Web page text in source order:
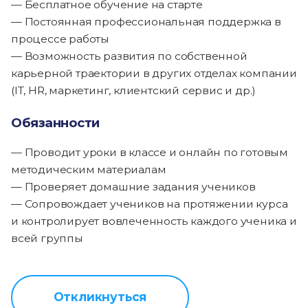
— Бесплатное обучение на старте
— Постоянная профессиональная поддержка в
процессе работы
— Возможность развития по собственной
карьерной траектории в других отделах компании
(IT, HR, маркетинг, клиентский сервис и др.)
Обязанности
— Проводит уроки в классе и онлайн по готовым
методическим материалам
— Проверяет домашние задания учеников
— Сопровождает учеников на протяжении курса
и контролирует вовлеченность каждого ученика и
всей группы
Откликнуться